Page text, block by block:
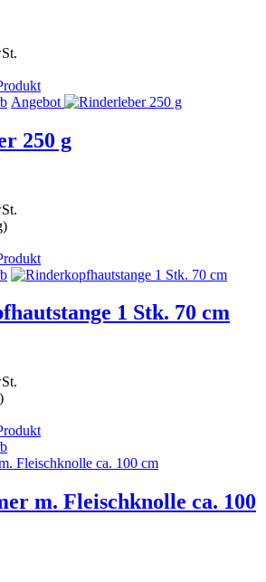
auf
der
gewählt
werden
Angebot
250 g
€.
1 Stk. 70 cm
m. Fleischknolle ca. 100